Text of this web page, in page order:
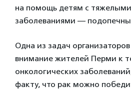
на помощь детям с
заболеваниями —
Одна из задач
внимание жителей Перми к
онкологических
факту, что рак можно